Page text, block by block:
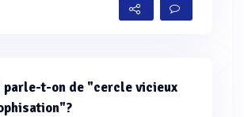
parle-t-on de "cercle vicieux